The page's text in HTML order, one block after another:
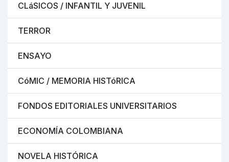
CLáSICOS / INFANTIL Y JUVENIL
TERROR
ENSAYO
CóMIC / MEMORIA HISTóRICA
FONDOS EDITORIALES UNIVERSITARIOS
ECONOMÍA COLOMBIANA
NOVELA HISTÓRICA